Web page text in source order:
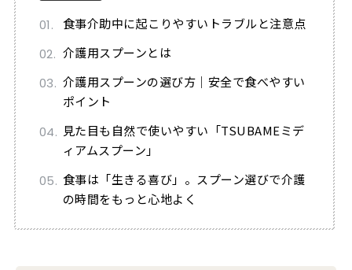
食事介助中に起こりやすいトラブルと注意点
介護用スプーンとは
介護用スプーンの選び方｜安全で食べやすい
ポイント
見た目も自然で使いやすい「TSUBAMEミデ
ィアムスプーン」
食事は「生きる喜び」。スプーン選びで介護
の時間をもっと心地よく